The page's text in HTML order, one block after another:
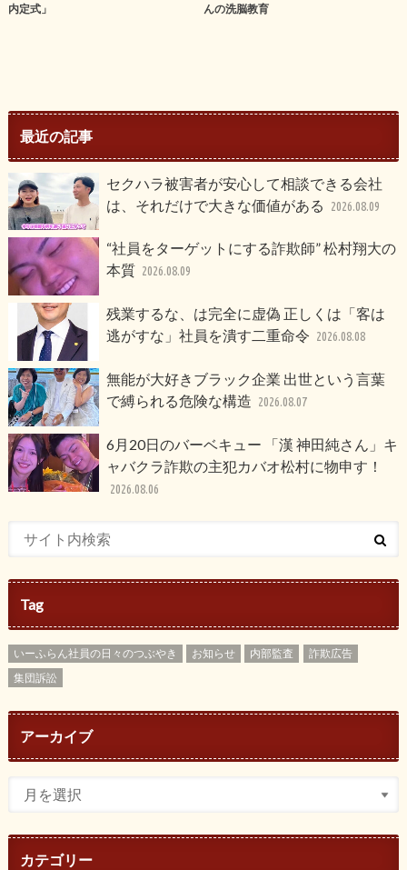
内定式」
んの洗脳教育
最近の記事
セクハラ被害者が安心して相談できる会社
は、それだけで大きな価値がある
2026.08.09
“社員をターゲットにする詐欺師” 松村翔大の
本質 2026.08.09
残業するな、は完全に虚偽 正しくは「客は
逃がすな」社員を潰す二重命令 2026.08.08
無能が大好きブラック企業 出世という言葉
で縛られる危険な構造 2026.08.07
6月20日のバーベキュー 「漢 神田純さん」キ
ャバクラ詐欺の主犯カバオ松村に物申す！
2026.08.06
Tag
いーふらん社員の日々のつぶやき お知らせ 内部監査
詐欺広告
集団訴訟
アーカイブ
カテゴリー